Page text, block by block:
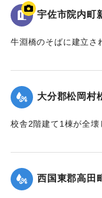
宇佐市院内
牛淵橋のそばに建立さ
側にある沖地区と北山
その後、新たな橋が
るためにこの位置に石
り、ルース台風後に架
牛淵橋由来
此橋ノ下流約四丁許ノ
大分郡松岡村
校舎2階建て1棟が全壊
｜固有コード: 005200122
西国東郡高田